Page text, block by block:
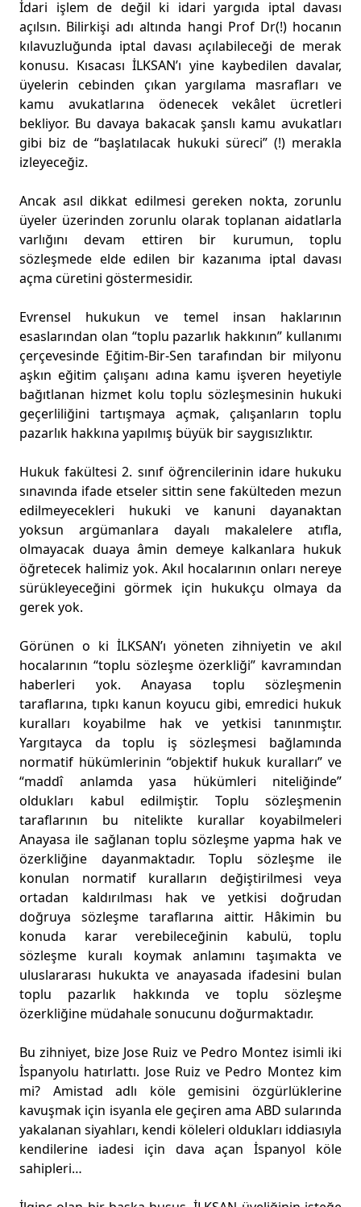
İdari işlem de değil ki idari yargıda iptal davası
açılsın. Bilirkişi adı altında hangi Prof Dr(!) hocanın
kılavuzluğunda iptal davası açılabileceği de merak
konusu. Kısacası İLKSAN’ı yine kaybedilen davalar,
üyelerin cebinden çıkan yargılama masrafları ve
kamu avukatlarına ödenecek vekâlet ücretleri
bekliyor. Bu davaya bakacak şanslı kamu avukatları
gibi biz de “başlatılacak hukuki süreci” (!) merakla
izleyeceğiz.
Ancak asıl dikkat edilmesi gereken nokta, zorunlu
üyeler üzerinden zorunlu olarak toplanan aidatlarla
varlığını devam ettiren bir kurumun, toplu
sözleşmede elde edilen bir kazanıma iptal davası
açma cüretini göstermesidir.
Evrensel hukukun ve temel insan haklarının
esaslarından olan “toplu pazarlık hakkının” kullanımı
çerçevesinde Eğitim-Bir-Sen tarafından bir milyonu
aşkın eğitim çalışanı adına kamu işveren heyetiyle
bağıtlanan hizmet kolu toplu sözleşmesinin hukuki
geçerliliğini tartışmaya açmak, çalışanların toplu
pazarlık hakkına yapılmış büyük bir saygısızlıktır.
Hukuk fakültesi 2. sınıf öğrencilerinin idare hukuku
sınavında ifade etseler sittin sene fakülteden mezun
edilmeyecekleri hukuki ve kanuni dayanaktan
yoksun argümanlara dayalı makalelere atıfla,
olmayacak duaya âmin demeye kalkanlara hukuk
öğretecek halimiz yok. Akıl hocalarının onları nereye
sürükleyeceğini görmek için hukukçu olmaya da
gerek yok.
Görünen o ki İLKSAN’ı yöneten zihniyetin ve akıl
hocalarının “toplu sözleşme özerkliği” kavramından
haberleri yok. Anayasa toplu sözleşmenin
taraflarına, tıpkı kanun koyucu gibi, emredici hukuk
kuralları koyabilme hak ve yetkisi tanınmıştır.
Yargıtayca da toplu iş sözleşmesi bağlamında
normatif hükümlerinin “objektif hukuk kuralları” ve
“maddî anlamda yasa hükümleri niteliğinde”
oldukları kabul edilmiştir. Toplu sözleşmenin
taraflarının bu nitelikte kurallar koyabilmeleri
Anayasa ile sağlanan toplu sözleşme yapma hak ve
özerkliğine dayanmaktadır. Toplu sözleşme ile
konulan normatif kuralların değiştirilmesi veya
ortadan kaldırılması hak ve yetkisi doğrudan
doğruya sözleşme taraflarına aittir. Hâkimin bu
konuda karar verebileceğinin kabulü, toplu
sözleşme kuralı koymak anlamını taşımakta ve
uluslararası hukukta ve anayasada ifadesini bulan
toplu pazarlık hakkında ve toplu sözleşme
özerkliğine müdahale sonucunu doğurmaktadır.
Bu zihniyet, bize Jose Ruiz ve Pedro Montez isimli iki
İspanyolu hatırlattı. Jose Ruiz ve Pedro Montez kim
mi? Amistad adlı köle gemisini özgürlüklerine
kavuşmak için isyanla ele geçiren ama ABD sularında
yakalanan siyahları, kendi köleleri oldukları iddiasıyla
kendilerine iadesi için dava açan İspanyol köle
sahipleri…